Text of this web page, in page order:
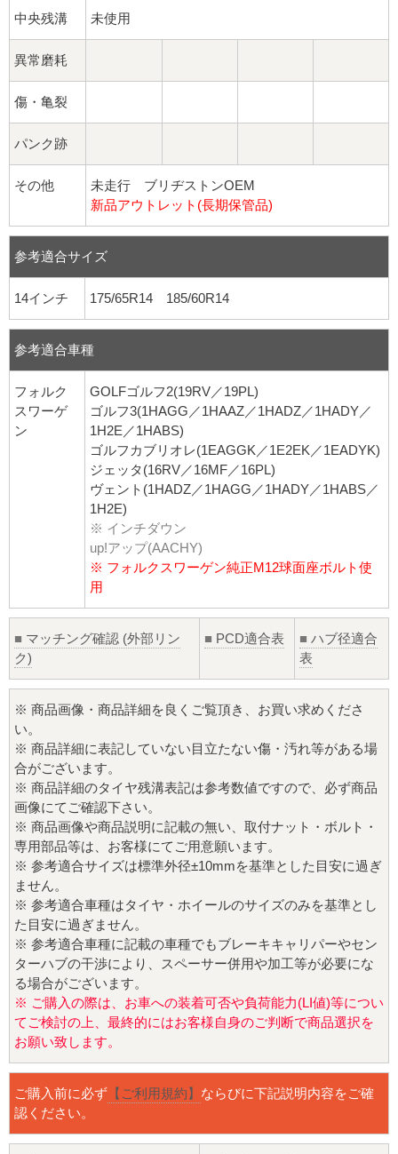
中央残溝 未使用
異常磨耗
傷・亀裂
パンク跡
その他
未走行 ブリヂストンOEM
新品アウトレット(長期保管品)
参考適合サイズ
14インチ 175/65R14 185/60R14
参考適合車種
フォルク
スワーゲ
ン
GOLFゴルフ2(19RV／19PL)
ゴルフ3(1HAGG／1HAAZ／1HADZ／1HADY／
1H2E／1HABS)
ゴルフカブリオレ(1EAGGK／1E2EK／1EADYK)
ジェッタ(16RV／16MF／16PL)
ヴェント(1HADZ／1HAGG／1HADY／1HABS／
1H2E)
※ インチダウン
up!アップ(AACHY)
※ フォルクスワーゲン純正M12球面座ボルト使
用
■ マッチング確認 (外部リン
ク)
■ PCD適合表 ■ ハブ径適合
表
※ 商品画像・商品詳細を良くご覧頂き、お買い求めくださ
い。
※ 商品詳細に表記していない目立たない傷・汚れ等がある場
合がございます。
※ 商品詳細のタイヤ残溝表記は参考数値ですので、必ず商品
画像にてご確認下さい。
※ 商品画像や商品説明に記載の無い、取付ナット・ボルト・
専用部品等は、お客様にてご用意願います。
※ 参考適合サイズは標準外径±10mmを基準とした目安に過ぎ
ません。
※ 参考適合車種はタイヤ・ホイールのサイズのみを基準とし
た目安に過ぎません。
※ 参考適合車種に記載の車種でもブレーキキャリパーやセン
ターハブの干渉により、スペーサー併用や加工等が必要にな
る場合がございます。
※ ご購入の際は、お車への装着可否や負荷能力(LI値)等につい
てご検討の上、最終的にはお客様自身のご判断で商品選択を
お願い致します。
ご購入前に必ず 【ご利用規約】 ならびに下記説明内容をご確
認ください。